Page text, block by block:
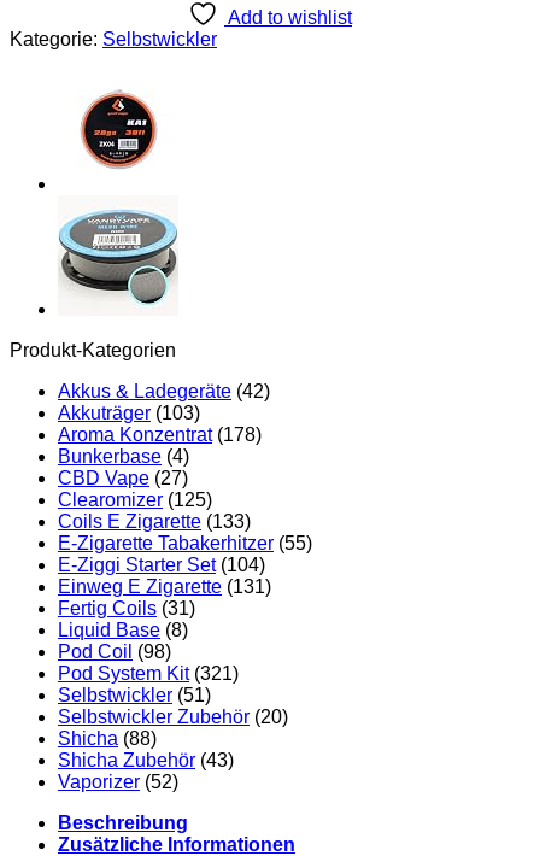
MTL
Fused
32GA*2
38GA
10ft
5.35ohm/ft
Menge
Add to wishlist
Kategorie: Selbstwickler
Produkt-Kategorien
Akkus & Ladegeräte (42)
Akkuträger (103)
Aroma Konzentrat (178)
Bunkerbase (4)
CBD Vape (27)
Clearomizer (125)
Coils E Zigarette (133)
E-Zigarette Tabakerhitzer (55)
E-Ziggi Starter Set (104)
Einweg E Zigarette (131)
Fertig Coils (31)
Liquid Base (8)
Pod Coil (98)
Pod System Kit (321)
Selbstwickler (51)
Selbstwickler Zubehör (20)
Shicha (88)
Shicha Zubehör (43)
Vaporizer (52)
Beschreibung
Zusätzliche Informationen